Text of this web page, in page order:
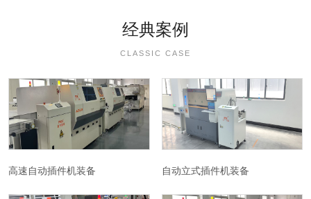
经典案例
CLASSIC CASE
高速自动插件机装备 自动立式插件机装备